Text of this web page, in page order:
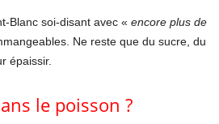
Blanc soi-disant avec « encore plus de
Ne reste que du sucre, du
épaissir.
le poisson ?